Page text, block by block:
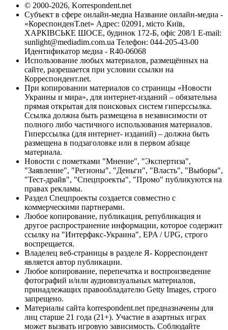
© 2000-2026, Korrespondent.net
Субъект в сфере онлайн-медиа Название онлайн-медиа -
«КореспонденТ.net» Адрес: 02091, місто Київ,
ХАРКІВСЬКЕ ШОСЕ, будинок 172-Б, офіс 208/1 E-mail:
sunlight@mediadim.com.ua Телефон: 044-205-43-00
Идентификатор медиа - R40-06068
Использование любых материалов, размещённых на
сайте, разрешается при условии ссылки на
Корреспондент.net.
При копировании материалов со страницы «Новости
Украины и мира», для интернет-изданий – обязательна
прямая открытая для поисковых систем гиперссылка.
Ссылка должна быть размещена в независимости от
полного либо частичного использования материалов.
Гиперссылка (для интернет- изданий) – должна быть
размещена в подзаголовке или в первом абзаце
материала.
Новости с пометками "Мнение", "Экспертиза",
"Заявление", "Регионы", "Деньги", "Власть", "Выборы",
"Тест-драйв", "Спецпроекты", "Промо" публикуются на
правах рекламы.
Раздел Спецпроекты создается совместно с
коммерческими партнерами.
Любое копирование, публикация, републикация и
другое распространение информации, которое содержит
ссылку на "Интерфакс-Украина", EPA / UPG, строго
воспрещается.
Владелец веб-страницы в разделе Я- Корреспондент
является автор публикации.
Любое копирование, перепечатка и воспроизведение
фотографий и/или аудиовизуальных материалов,
принадлежащих правообладателю Getty Images, строго
запрещено.
Материалы сайта korrespondent.net предназначены для
лиц старше 21 года (21+). Участие в азартных играх
может вызвать игровую зависимость. Соблюдайте